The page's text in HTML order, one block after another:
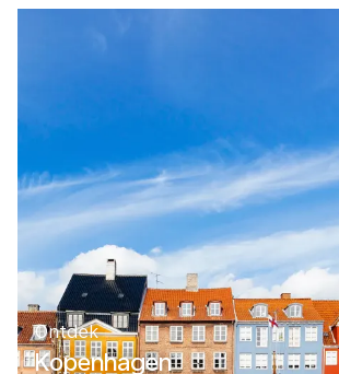
Ontdek
Kopenhagen